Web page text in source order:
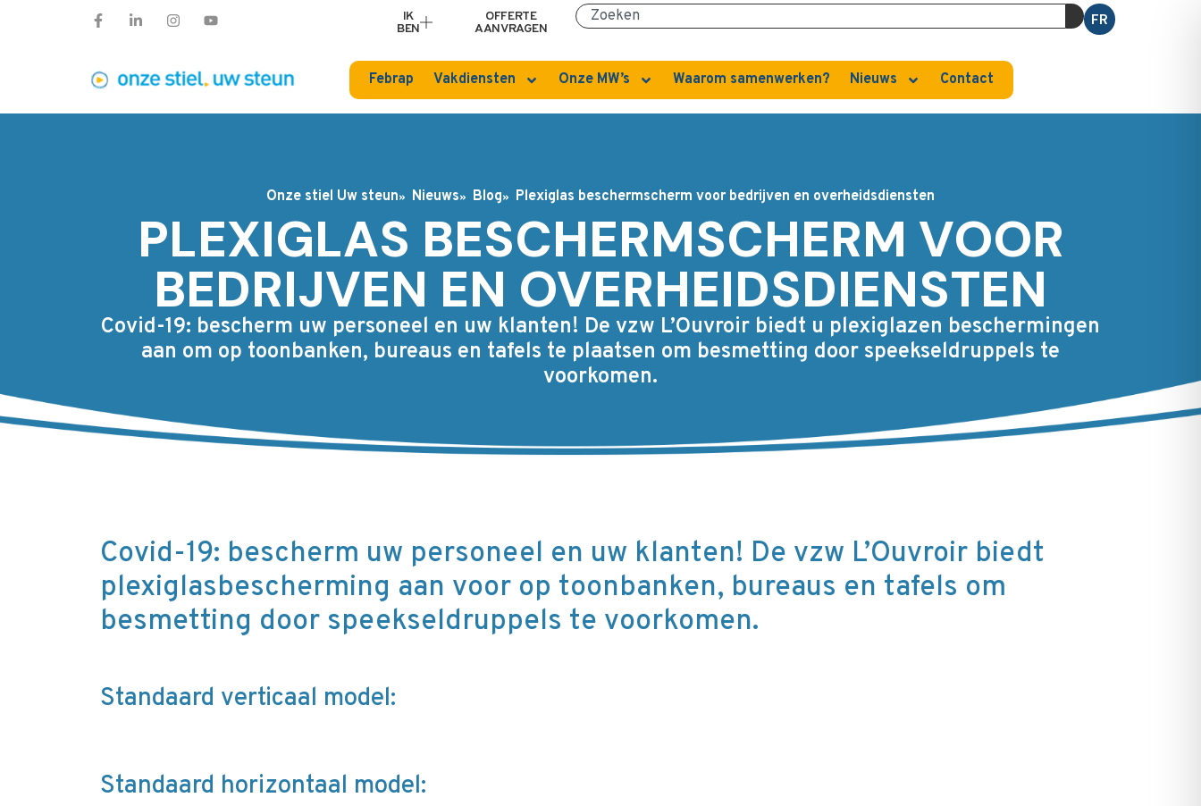
IK
BEN
OFFERTE
AANVRAGEN
FR
Febrap Vakdiensten Onze MW’s Waarom samenwerken? Nieuws Contact
Onze stiel Uw steun Nieuws Blog Plexiglas beschermscherm voor bedrijven en overheidsdiensten
PLEXIGLAS BESCHERMSCHERM VOOR
BEDRIJVEN EN OVERHEIDSDIENSTEN
Covid-19: bescherm uw personeel en uw klanten! De vzw L’Ouvroir biedt u plexiglazen beschermingen
aan om op toonbanken, bureaus en tafels te plaatsen om besmetting door speekseldruppels te
voorkomen.
Covid-19: bescherm uw personeel en uw klanten! De vzw L’Ouvroir biedt
plexiglasbescherming aan voor op toonbanken, bureaus en tafels om
besmetting door speekseldruppels te voorkomen.
Standaard verticaal model:
Standaard horizontaal model: